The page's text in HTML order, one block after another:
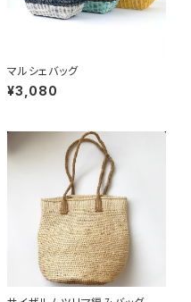
マルシェバッグ
¥3,080